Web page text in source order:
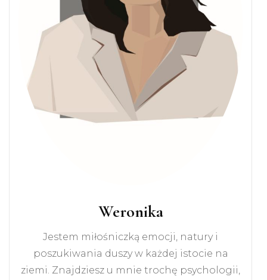
Weronika
Jestem miłośniczką emocji, natury i
poszukiwania duszy w każdej istocie na
ziemi. Znajdziesz u mnie trochę psychologii,